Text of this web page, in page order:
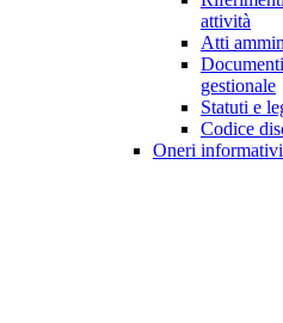
attività
Atti
gestionale
Statuti e
Codice
Oneri